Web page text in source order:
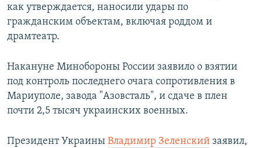
как утверждается, наносили удары по
гражданским объектам, включая роддом и
драмтеатр.
Накануне Минобороны России заявило о взятии
под контроль последнего очага сопротивления в
Мариуполе, завода "Азовсталь", и сдаче в плен
почти 2,5 тысяч украинских военных.
Президент Украины Владимир Зеленский заявил,